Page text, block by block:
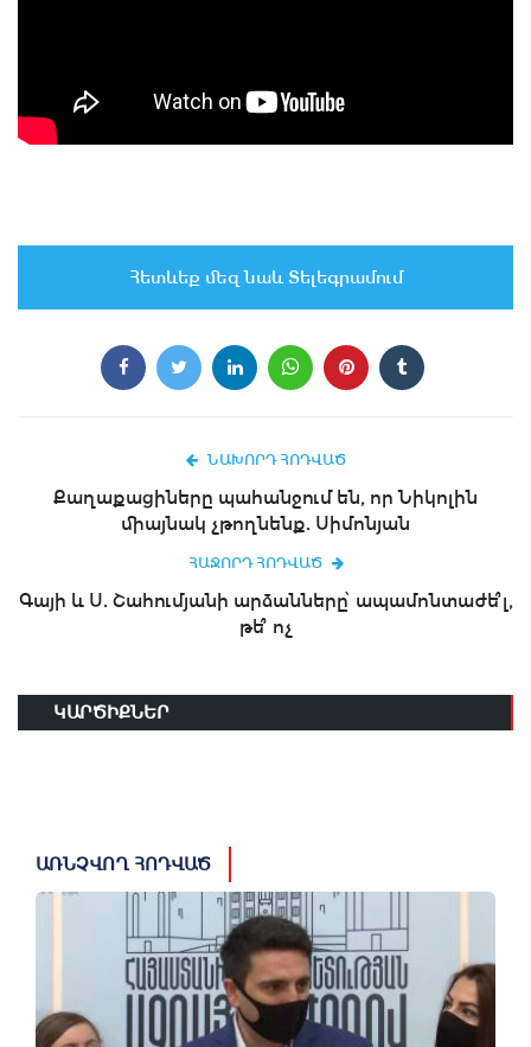
Հետևեք մեզ նաև Տելեգրամում
ՆԱԽՈՐԴ ՀՈԴՎԱԾ
Քաղաքացիները պահանջում են, որ Նիկոլին
միայնակ չթողնենք. Սիմոնյան
ՀԱՋՈՐԴ ՀՈԴՎԱԾ
Գայի և Ս. Շահումյանի արձանները՝ ապամոնտաժե՞լ,
թե՞ ոչ
ԿԱՐԾԻՔՆԵՐ
ԱՌՆՉՎՈՂ ՀՈԴՎԱԾ